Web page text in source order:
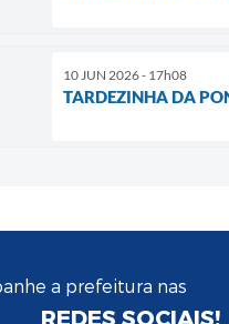
10 JUN 2026 - 17h08
TARDEZINHA DA
a prefeitura nas